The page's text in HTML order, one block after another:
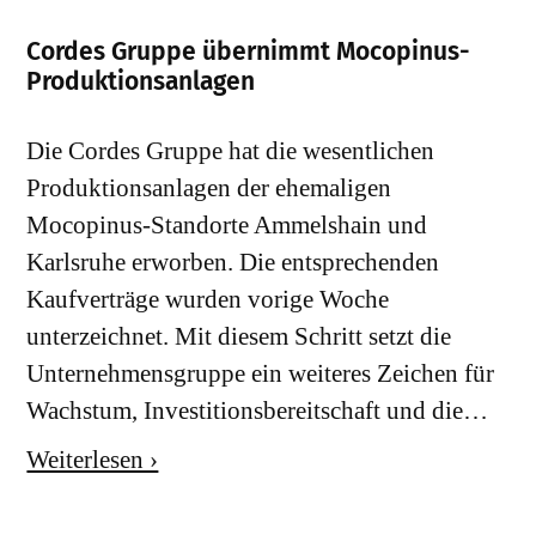
Cordes Gruppe übernimmt Mocopinus-
Produktionsanlagen
Die Cordes Gruppe hat die wesentlichen
Produktionsanlagen der ehemaligen
Mocopinus-Standorte Ammelshain und
Karlsruhe erworben. Die entsprechenden
Kaufverträge wurden vorige Woche
unterzeichnet. Mit diesem Schritt setzt die
Unternehmensgruppe ein weiteres Zeichen für
Wachstum, Investitionsbereitschaft und die…
Weiterlesen ›